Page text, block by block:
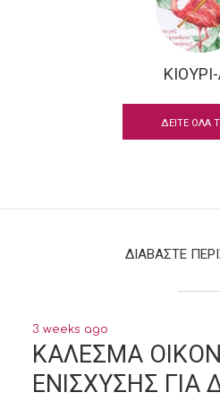
ΔΕΙΤΕ ΟΛΑ
ΔΙΑΒΑΣΤΕ
3 weeks ago
ΚΑΛΕΣΜΑ
ΕΝΙΣΧΥΣΗΣ ΓΙΑ